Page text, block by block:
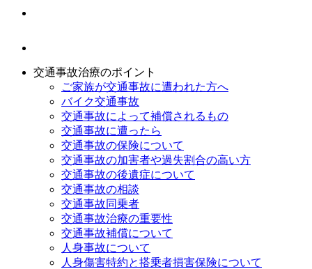
交通事故治療のポイント
ご家族が交通事故に遭われた方へ
バイク交通事故
交通事故によって補償されるもの
交通事故に遭ったら
交通事故の保険について
交通事故の加害者や過失割合の高い方
交通事故の後遺症について
交通事故の相談
交通事故同乗者
交通事故治療の重要性
交通事故補償について
人身事故について
人身傷害特約と搭乗者損害保険について